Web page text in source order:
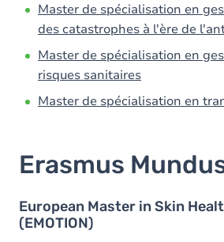
Master de spécialisation en
des catastrophes à l'ère de
Master de spécialisation en
risques sanitaires
Master de spécialisation en
Erasmus
European Master in Skin
(EMOTION)